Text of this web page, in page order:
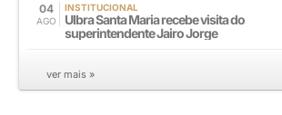
04
AGO
INSTITUCIONAL
Ulbra Santa Maria recebe visita do
superintendente Jairo Jorge
ver mais »